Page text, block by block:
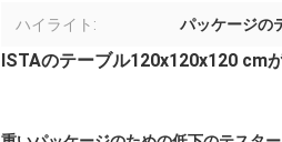
ハイライト: パッケージの
ISTAのテーブル120x120x120 cm